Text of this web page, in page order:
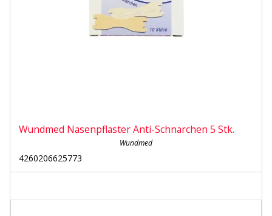
Wundmed Nasenpflaster Anti-Schnarchen 5 Stk.
Wundmed
4260206625773